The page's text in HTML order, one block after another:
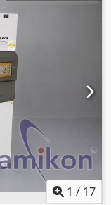
1 / 17